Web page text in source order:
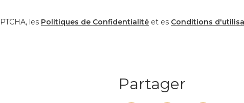
les Politiques de Confidentialité et es Conditions
Partager